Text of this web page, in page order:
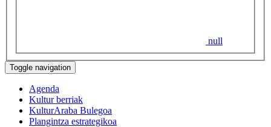
null
Toggle navigation
Agenda
Kultur berriak
KulturAraba Bulegoa
Plangintza estrategikoa